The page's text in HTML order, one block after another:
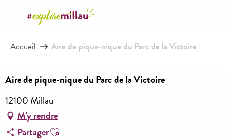
principal
Accueil Aire de pique-nique du Parc de la Victoire
Aire de pique-nique du Parc de la Victoire
12100 Millau
M'y rendre
PartagerAjouter aux favoris